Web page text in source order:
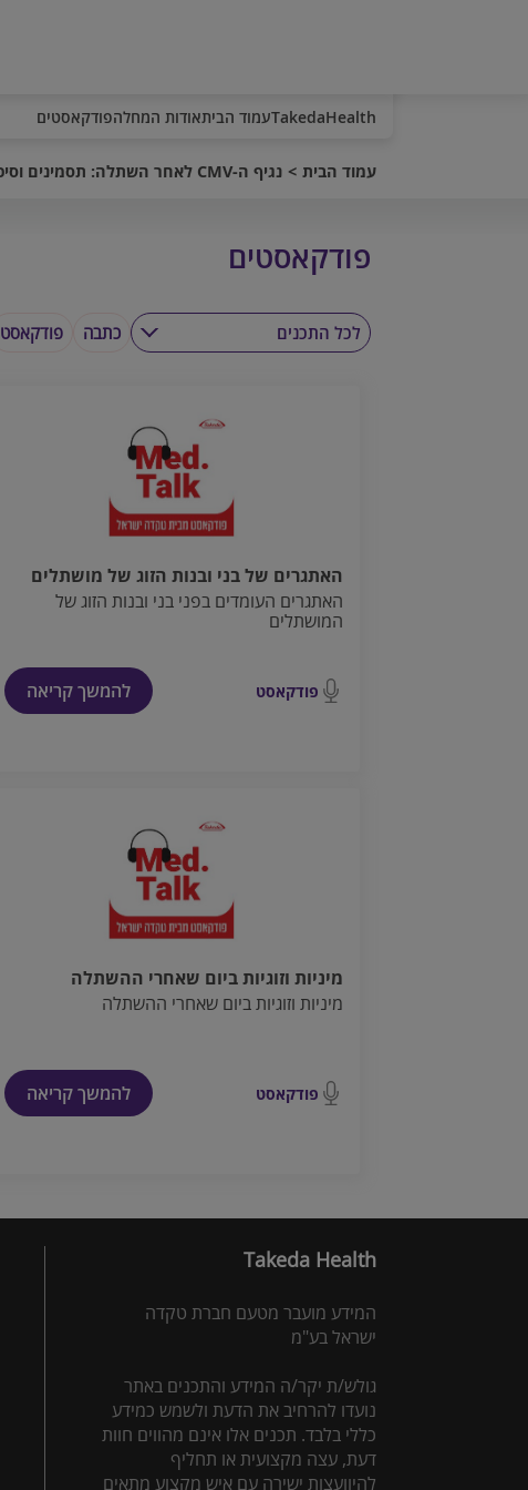
TakedaHealthעמוד הביתאודות המחלהפודקאסטים
עמוד הבית נגיף ה-CMV לאחר השתלה: תסמינים וסיכונים
פודקאסטים
לכל התכנים כתבה פודקאסט
האתגרים של בני ובנות הזוג של מושתלים
האתגרים העומדים בפני בני ובנות הזוג של
המושתלים
פודקאסט להמשך קריאה
מיניות וזוגיות ביום שאחרי ההשתלה
מיניות וזוגיות ביום שאחרי ההשתלה
פודקאסט להמשך קריאה
Takeda Health
המידע מועבר מטעם חברת טקדה
ישראל בע"מ
גולש/ת יקר/ה המידע והתכנים באתר
נועדו להרחיב את הדעת ולשמש כמידע
כללי בלבד. תכנים אלו אינם מהווים חוות
דעת, עצה מקצועית או תחליף
להיוועצות ישירה עם איש מקצוע מתאים